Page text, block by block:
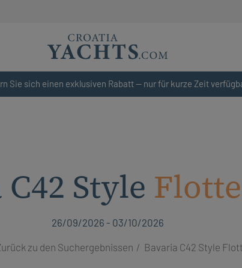
Sie sich einen exklusiven Rabatt — nur für kurze Zeit
Style
26/09/2026 - 03/10/2026
zu den Suchergebnissen Bavaria C42 Style